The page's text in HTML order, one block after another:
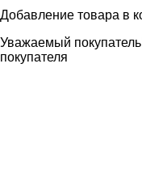
Добавление товара в
Уважаемый
покупателя